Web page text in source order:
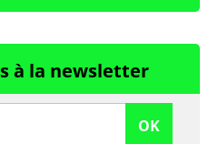
à la newsletter
OK